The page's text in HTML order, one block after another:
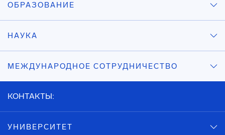
ОБРАЗОВАНИЕ
НАУКА
МЕЖДУНАРОДНОЕ СОТРУДНИЧЕСТВО
КОНТАКТЫ:
УНИВЕРСИТЕТ